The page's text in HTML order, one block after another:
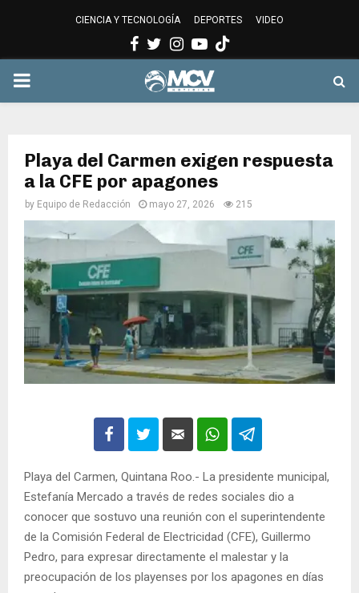
CIENCIA Y TECNOLOGÍA DEPORTES VIDEO
Facebook
Twitter
Instagram
Youtube
PRIMARY
Playa del Carmen exigen respuesta
a la CFE por apagones
by Equipo de Redacción mayo 27, 2026 215
Playa del Carmen, Quintana Roo.- La presidente municipal,
Estefanía Mercado a través de redes sociales dio a
conocer que sostuvo una reunión con el superintendente
de la Comisión Federal de Electricidad (CFE), Guillermo
Pedro, para expresar directamente el malestar y la
preocupación de los playenses por los apagones en días